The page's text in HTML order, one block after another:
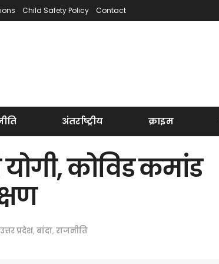
Child Safety Policy Contact
अंतर्राष्ट्रीय क्राइम
कोविड कमांड
उत्तर प्रदेश, बांदा, राजनीति